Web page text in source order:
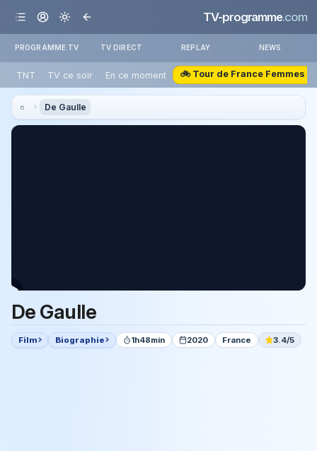
TV-programme.com
PROGRAMME TV TV DIRECT REPLAY NEWS
TNT TV ce soir En ce moment 🚲 Tour de France Femmes
De Gaulle
De Gaulle
Film Biographie 1h48min 2020 France 3.4/5